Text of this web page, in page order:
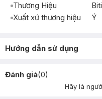
Thương Hiệu
Xuất xứ thương hiệu
Ý
Hướng dẫn sử dụng
Đánh giá(0)
Hãy là